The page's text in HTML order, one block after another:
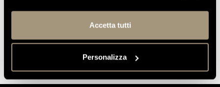
Accetta tutti
Personalizza